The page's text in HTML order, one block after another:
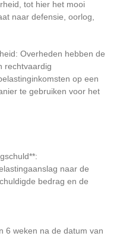
tot hier het mooi
naar defensie, oorlog,
Overheden hebben de
rechtvaardig
op een
te gebruiken voor het
naar de
bedrag en de
6 weken na de datum van